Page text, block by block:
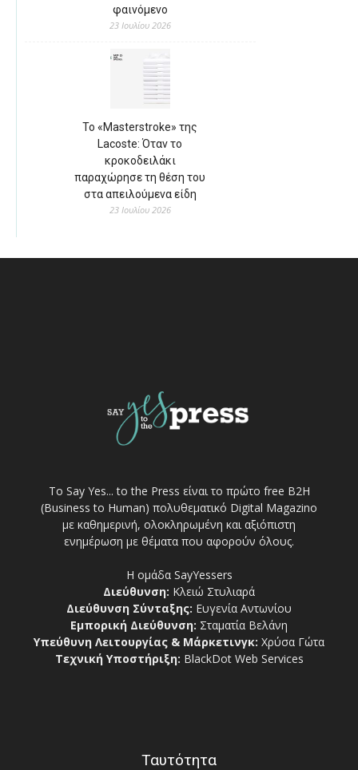
φαινόμενο
23 Ιουλίου 2026
Το «Masterstroke» της
Lacoste: Όταν το
κροκοδειλάκι
παραχώρησε τη θέση του
στα απειλούμενα είδη
23 Ιουλίου 2026
Το Say Yes... to the Press είναι το πρώτο free Β2Η
(Business to Human) πολυθεματικό Digital Magazino
με καθημερινή, ολοκληρωμένη και αξιόπιστη
ενημέρωση με θέματα που αφορούν όλους.
Η ομάδα SayYessers
Διεύθυνση: Κλειώ Στυλιαρά
Διεύθυνση Σύνταξης: Ευγενία Αντωνίου
Εμπορική Διεύθυνση: Σταματία Βελάνη
Υπεύθυνη Λειτουργίας & Μάρκετινγκ: Χρύσα Γώτα
Τεχνική Υποστήριξη: BlackDot Web Services
Ταυτότητα